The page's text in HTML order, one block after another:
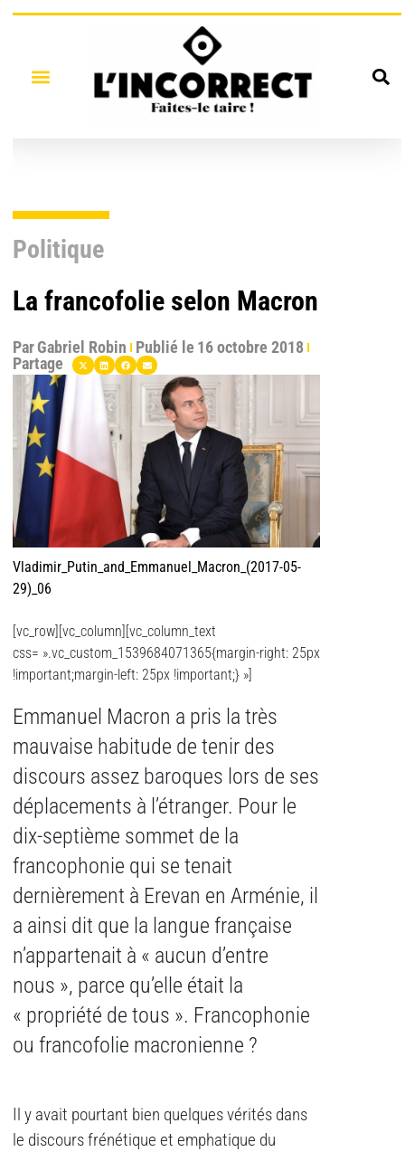
Politique
La francofolie selon Macron
ParGabriel Robin Publié le 16 octobre 2018
Partage
Vladimir_Putin_and_Emmanuel_Macron_(2017-05-
29)_06
[vc_row][vc_column][vc_column_text
css= ».vc_custom_1539684071365{margin-right: 25px
!important;margin-left: 25px !important;} »]
Emmanuel Macron a pris la très
mauvaise habitude de tenir des
discours assez baroques lors de ses
déplacements à l’étranger. Pour le
dix-septième sommet de la
francophonie qui se tenait
dernièrement à Erevan en Arménie, il
a ainsi dit que la langue française
n’appartenait à « aucun d’entre
nous », parce qu’elle était la
« propriété de tous ». Francophonie
ou francofolie macronienne ?
Il y avait pourtant bien quelques vérités dans
le discours frénétique et emphatique du